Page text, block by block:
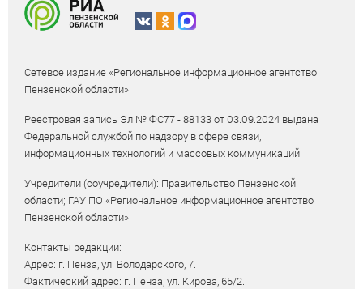
Сетевое издание «Региональное информационное агентство
Пензенской области»
Реестровая запись Эл № ФС77 - 88133 от 03.09.2024 выдана
Федеральной службой по надзору в сфере связи,
информационных технологий и массовых коммуникаций.
Учредители (соучредители): Правительство Пензенской
области; ГАУ ПО «Региональное информационное агентство
Пензенской области».
Контакты редакции:
Адрес: г. Пенза, ул. Володарского, 7.
Фактический адрес: г. Пенза, ул. Кирова, 65/2.